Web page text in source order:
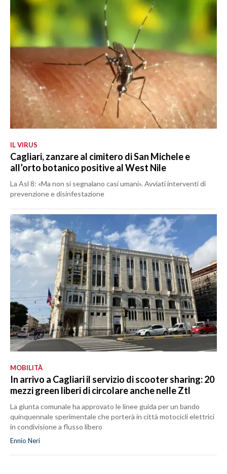
IL VIRUS
Cagliari, zanzare al cimitero di San Michele e
all’orto botanico positive al West Nile
La Asl 8: «Ma non si segnalano casi umani». Avviati interventi di
prevenzione e disinfestazione
MOBILITÀ
In arrivo a Cagliari il servizio di scooter sharing: 20
mezzi green liberi di circolare anche nelle Ztl
La giunta comunale ha approvato le linee guida per un bando
quinquennale sperimentale che porterà in città motocicli elettrici
in condivisione a flusso libero
Ennio Neri